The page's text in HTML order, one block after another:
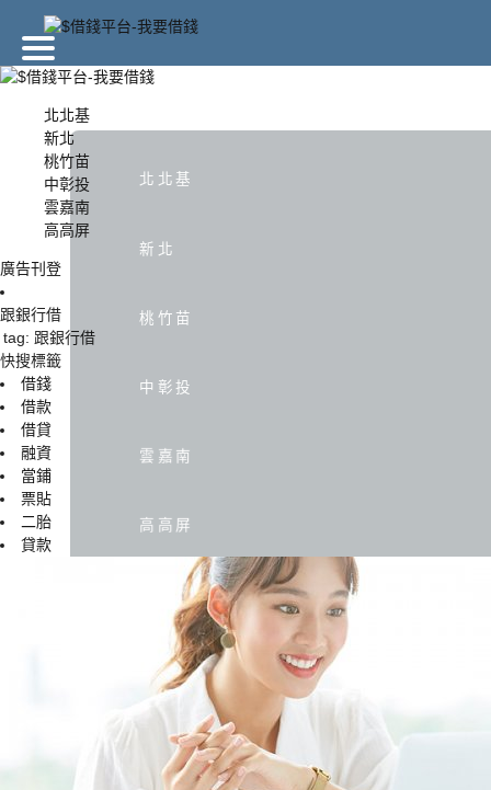
北北基
新北
桃竹苗
中彰投
雲嘉南
高高屏
北北基
新北
桃竹苗
中彰投
雲嘉南
高高屏
廣告刊登
跟銀行借
tag: 跟銀行借
快搜標籤
借錢
借款
借貸
融資
當鋪
票貼
二胎
貸款